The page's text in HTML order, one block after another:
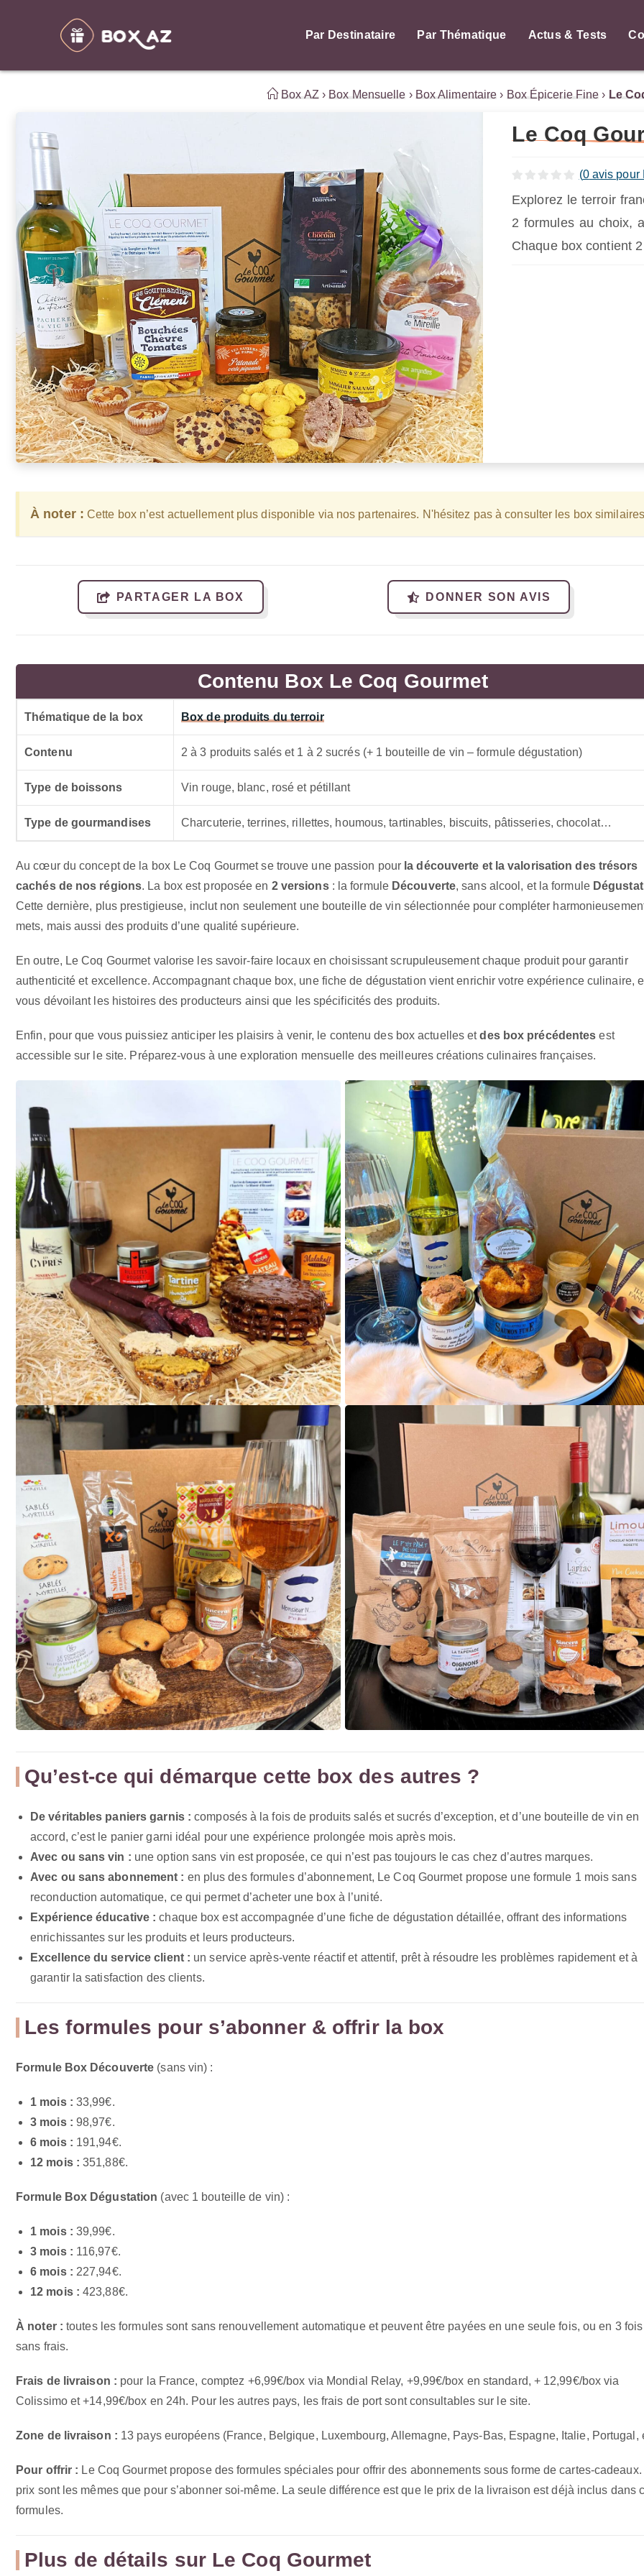
Par Destinataire Par Thématique Actus & Tests
Box AZ› Box Mensuelle › Box Alimentaire › Box Épicerie Fine › Le
Le Coq
(0avis pour
Explorez le terroir
2 formules au choix,
Chaque box contient
À noter : Cette box n’est actuellement plus disponible via nos partenaires. N'hésitez pas à consulter les box
PARTAGER LA BOX DONNER SON AVIS
Contenu Box Le Coq Gourmet
Thématique de la box Box de produits du terroir
Contenu 2 à 3 produits salés et 1 à 2 sucrés (+ 1 bouteille de vin – formule dégustation)
Type de boissons Vin rouge, blanc, rosé et pétillant
Type de gourmandises Charcuterie, terrines, rillettes, houmous, tartinables, biscuits, pâtisseries, chocolat…
Au cœur du concept de la box Le Coq Gourmet se trouve une passion pour la découverte et la valorisation des trésors
cachés de nos régions. La box est proposée en 2 versions: la formule Découverte, sans alcool, et la formule
Cette dernière, plus prestigieuse, inclut non seulement une bouteille de vin sélectionnée pour compléter
mets, mais aussi des produits d’une qualité supérieure.
En outre, Le Coq Gourmet valorise les savoir-faire locaux en choisissant scrupuleusement chaque produit pour garantir
authenticité et excellence. Accompagnant chaque box, une fiche de dégustation vient enrichir votre expérience culinaire,
vous dévoilant les histoires des producteurs ainsi que les spécificités des produits.
Enfin, pour que vous puissiez anticiper les plaisirs à venir, le contenu des box actuelles etdes box précédentes est
accessible sur le site. Préparez-vous à une exploration mensuelle des meilleures créations culinaires françaises.
Qu’est-ce qui démarque cette box des autres ?
De véritables paniers garnis : composés à la fois de produits salés et sucrés d’exception, et d’une bouteille de vin en
accord, c’est le panier garni idéal pour une expérience prolongée mois après mois.
Avec ou sans vin : une option sans vin est proposée, ce qui n’est pas toujours le cas chez d’autres marques.
Avec ou sans abonnement : en plus des formules d’abonnement, Le Coq Gourmet propose une formule 1 mois sans
reconduction automatique, ce qui permet d’acheter une box à l’unité.
Expérience éducative : chaque box est accompagnée d’une fiche de dégustation détaillée, offrant des informations
enrichissantes sur les produits et leurs producteurs.
Excellence du service client : un service après-vente réactif et attentif, prêt à résoudre les problèmes rapidement et à
garantir la satisfaction des clients.
Les formules pour s’abonner & offrir la box
Formule Box Découverte (sans vin) :
1 mois : 33,99€.
3 mois : 98,97€.
6 mois : 191,94€.
12 mois : 351,88€.
Formule Box Dégustation (avec 1 bouteille de vin) :
1 mois : 39,99€.
3 mois : 116,97€.
6 mois : 227,94€.
12 mois : 423,88€.
À noter : toutes les formules sont sans renouvellement automatique et peuvent être payées en une seule fois, ou en 3 fois
sans frais.
Frais de livraison : pour la France, comptez +6,99€/box via Mondial Relay, +9,99€/box en standard, + 12,99€/box via
Colissimo et +14,99€/box en 24h. Pour les autres pays, les frais de port sont consultables sur le site.
Zone de livraison : 13 pays européens (France, Belgique, Luxembourg, Allemagne, Pays-Bas, Espagne, Italie, Portugal,
Pour offrir : Le Coq Gourmet propose des formules spéciales pour offrir des abonnements sous forme de cartes-
prix sont les mêmes que pour s’abonner soi-même. La seule différence est que le prix de la livraison est déjà inclus dans
formules.
Plus de détails sur Le Coq Gourmet